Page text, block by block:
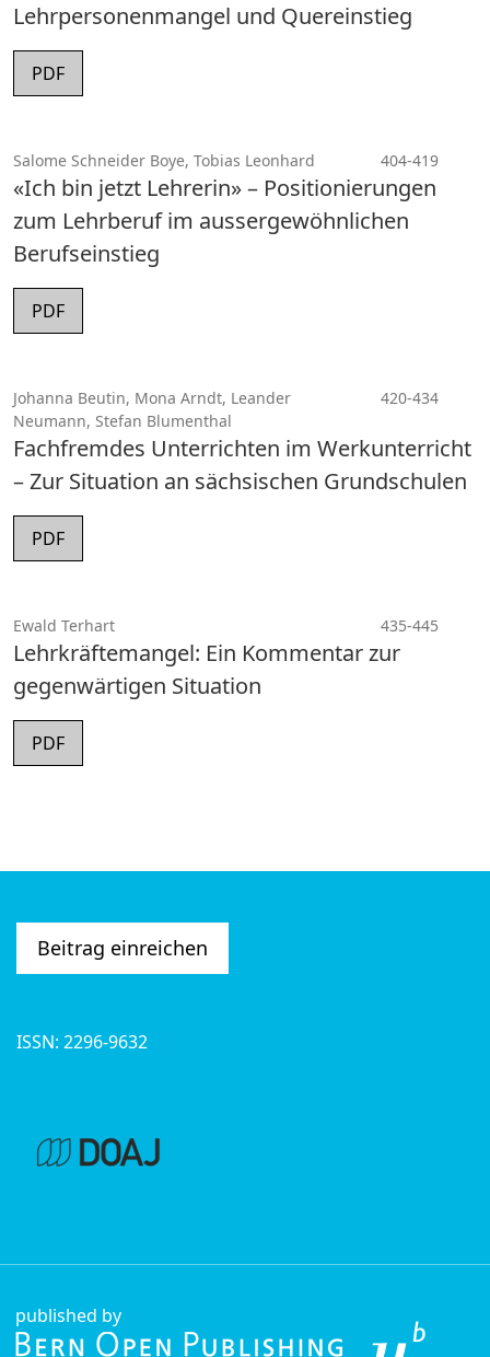
Lehrpersonenmangel und Quereinstieg
PDF
Salome Schneider Boye, Tobias Leonhard 404-419
«Ich bin jetzt Lehrerin» – Positionierungen
zum Lehrberuf im aussergewöhnlichen
Berufseinstieg
PDF
Johanna Beutin, Mona Arndt, Leander
Neumann, Stefan Blumenthal
420-434
Fachfremdes Unterrichten im Werkunterricht
– Zur Situation an sächsischen Grundschulen
PDF
Ewald Terhart 435-445
Lehrkräftemangel: Ein Kommentar zur
gegenwärtigen Situation
PDF
Beitrag einreichen
ISSN: 2296-9632
published by